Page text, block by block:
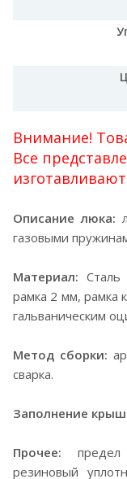
Внимание!
Все
Описание люка:
газовыми
Материал:
рамка 2 мм, рамка
гальваническим
Метод сборки:
сварка.
Заполнение
Прочее: предел
резиновый